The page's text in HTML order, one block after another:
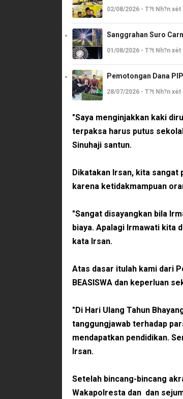
02/08/2026 - T?t Nh?n xét
Sanggrahan Suro
01/08/2026 - T?t Nh?n xét
Pemotongan Dana
28/07/2026 - T?t Nh?n xét
"Saya menginjakkan kaki
terpaksa harus putus
Sinuhaji santun.
Dikatakan Irsan, kita
karena ketidakmampuan
"Sangat disayangkan bila
biaya. Apalagi Irmawati kita
kata Irsan.
Atas dasar itulah kami dari
BEASISWA dan keperluan
"Di Hari Ulang Tahun
tanggungjawab terhadap
mendapatkan pendidikan.
Irsan.
Setelah bincang-bincang
Wakapolresta dan dan